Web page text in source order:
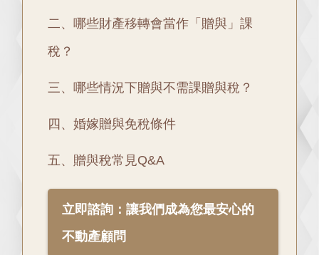
二、哪些財產移轉會當作「贈與」課
稅？
三、哪些情況下贈與不需課贈與稅？
四、婚嫁贈與免稅條件
五、贈與稅常見Q&A
立即諮詢：讓我們成為您最安心的
不動產顧問